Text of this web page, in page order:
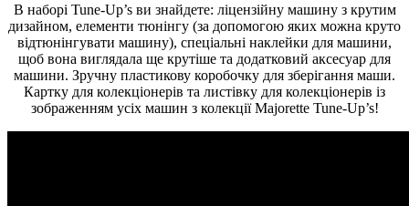
В наборі Tune-Up’s ви знайдете: ліцензійну машину з крутим
дизайном, елементи тюнінгу (за допомогою яких можна круто
відтюнінгувати машину), спеціальні наклейки для машини,
щоб вона виглядала ще крутіше та додатковий аксесуар для
машини. Зручну пластикову коробочку для зберігання маши.
Картку для колекціонерів та листівку для колекціонерів із
зображенням усіх машин з колекції Majorette Tune-Up’s!